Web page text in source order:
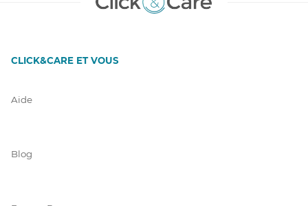
CLICK&CARE ET VOUS
Aide
Blog